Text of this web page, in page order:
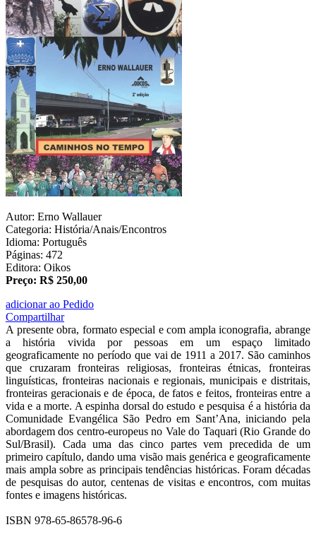
Autor: Erno Wallauer
Categoria: História/Anais/Encontros
Idioma: Português
Páginas: 472
Editora: Oikos
Preço: R$ 250,00
adicionar ao Pedido
Compartilhar
A presente obra, formato especial e com ampla iconografia, abrange
a história vivida por pessoas em um espaço limitado
geograficamente no período que vai de 1911 a 2017. São caminhos
que cruzaram fronteiras religiosas, fronteiras étnicas, fronteiras
linguísticas, fronteiras nacionais e regionais, municipais e distritais,
fronteiras geracionais e de época, de fatos e feitos, fronteiras entre a
vida e a morte. A espinha dorsal do estudo e pesquisa é a história da
Comunidade Evangélica São Pedro em Sant’Ana, iniciando pela
abordagem dos centro-europeus no Vale do Taquari (Rio Grande do
Sul/Brasil). Cada uma das cinco partes vem precedida de um
primeiro capítulo, dando uma visão mais genérica e geograficamente
mais ampla sobre as principais tendências históricas. Foram décadas
de pesquisas do autor, centenas de visitas e encontros, com muitas
fontes e imagens históricas.
ISBN 978-65-86578-96-6